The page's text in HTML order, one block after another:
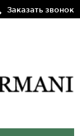
Заказать звонок